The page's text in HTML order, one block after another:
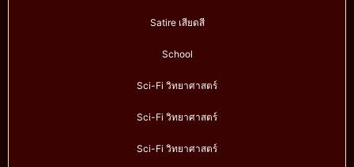
Satire เสียดสี
School
Sci-Fi วิทยาศาสตร์
Sci-Fi วิทยาศาสตร์
Sci-Fi วิทยาศาสตร์